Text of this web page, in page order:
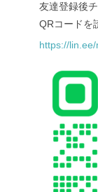
友達登録後
QRコードを
https://